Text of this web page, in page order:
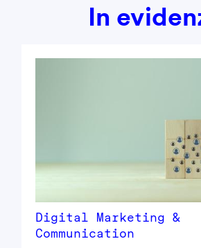
In
Digital Marketing &
Communication